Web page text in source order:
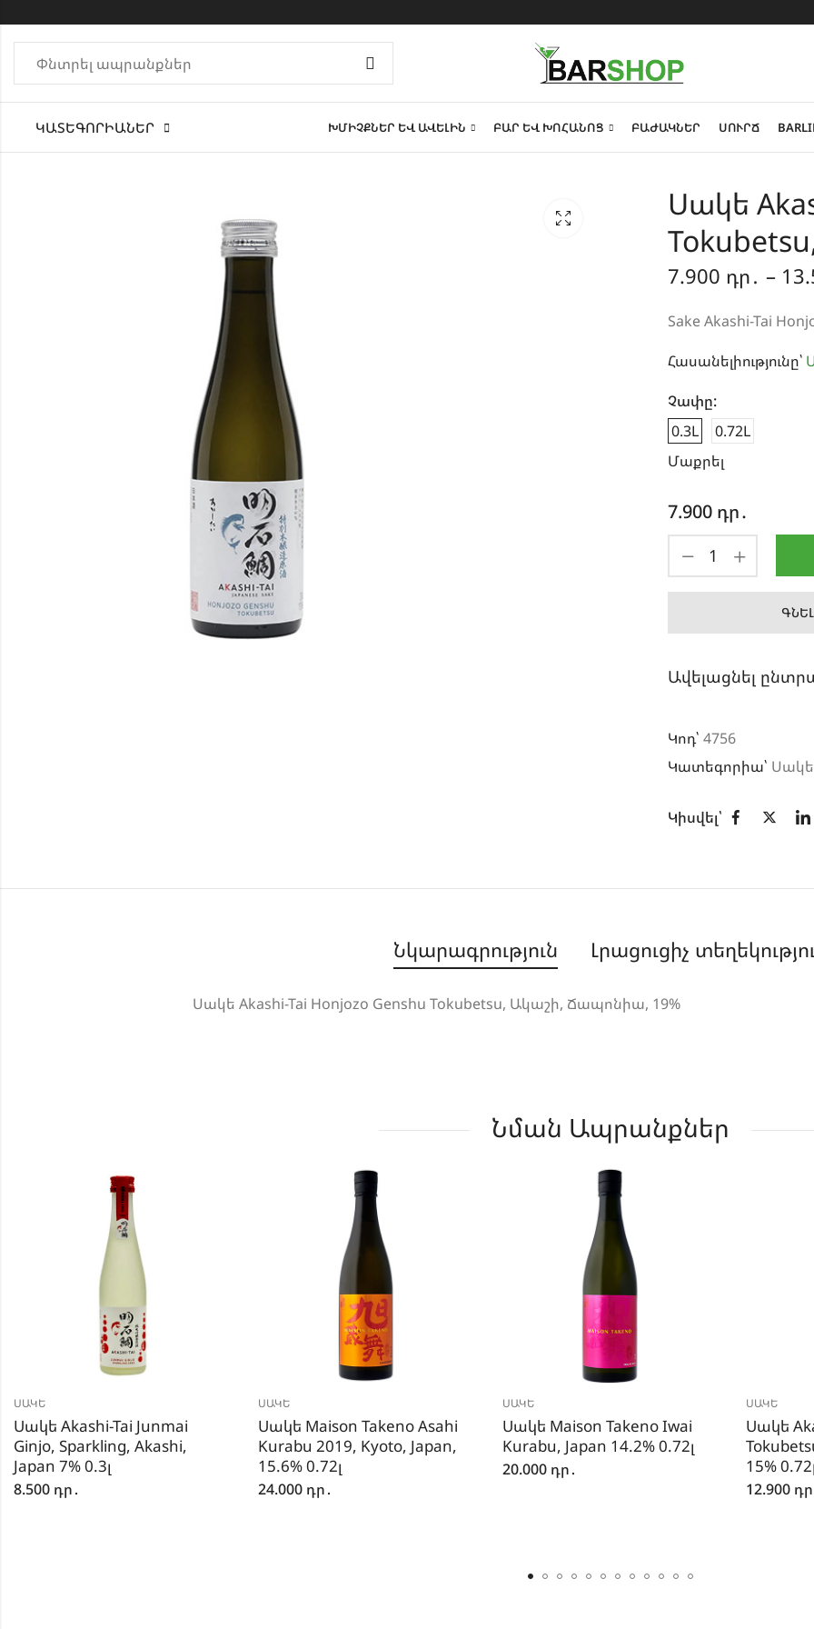
ԿԱՏԵԳՈՐԻԱՆԵՐ ԽՄԻՉՔՆԵՐ ԵՎ ԱՎԵԼԻՆ ԲԱՐ ԵՎ ԽՈՀԱՆՈՑ ԲԱԺԱԿՆԵՐ ՍՈՒՐՃ
Սակե
7.900 դր․ –
Sake Akashi-Tai
Հասանելիությունը՝
Չափը:
0.3L
0.72L
Մաքրել
7.900 դր․
Ավելացնել
Կոդ՝ 4756
Կատեգորիա՝ Սակե
Կիսվել՝
Նկարագրություն Լրացուցիչ
Սակե Akashi-Tai Honjozo Genshu Tokubetsu, Ակաշի, Ճապոնիա, 19%
Նման Ապրանքներ
ՍԱԿԵ
Սակե Akashi-Tai Junmai
Ginjo, Sparkling, Akashi,
Japan 7% 0.3լ
8.500 դր․
ՍԱԿԵ
Սակե Maison Takeno Asahi
Kurabu 2019, Kyoto, Japan,
15.6% 0.72լ
24.000 դր․
ՍԱԿԵ
Սակե Maison Takeno Iwai
Kurabu, Japan 14.2% 0.72լ
20.000 դր․
ՍԱԿԵ
Սակե
15%
12.900